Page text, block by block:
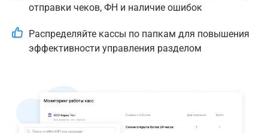
отправки чеков, ФН и наличие ошибок
Распределяйте кассы по папкам для повышения
эффективности управления разделом